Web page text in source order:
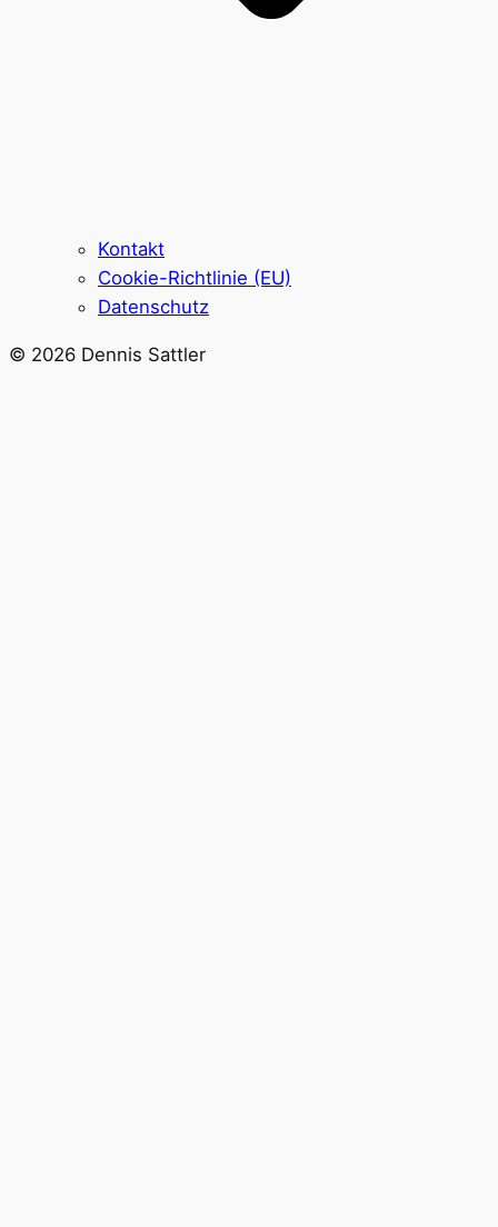
Kontakt
Cookie-Richtlinie (EU)
Datenschutz
© 2026 Dennis Sattler